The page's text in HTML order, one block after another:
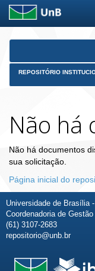
Skip
REPOSITÓRIO
Não há
Não há documentos
sua solicitação.
Página inicial do
Universidade de Brasília
Coordenadoria de
(61) 3107-2683
repositorio@unb.br